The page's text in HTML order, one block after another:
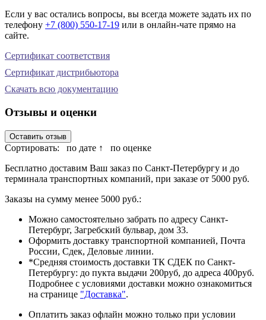
Если у вас остались вопросы, вы всегда можете задать их по
телефону +7 (800) 550-17-19 или в онлайн-чате прямо на
сайте.
Сертификат соответствия
Сертификат дистрибьютора
Скачать всю документацию
Отзывы и оценки
Оставить отзыв
Сортировать: по дате ↑
по оценке
Бесплатно доставим Ваш заказ по Санкт-Петербургу и до
терминала транспортных компаний, при заказе от 5000 руб.
Заказы на сумму менее 5000 руб.:
Можно самостоятельно забрать по адресу Санкт-
Петербург, Загребский бульвар, дом 33.
Оформить доставку транспортной компанией, Почта
России, Сдек, Деловые линии.
*Средняя стоимость доставки ТК СДЕК по Санкт-
Петербургу: до пукта выдачи 200руб, до адреса 400руб.
Подробнее с условиями доставки можно ознакомиться
на странице "Доставка".
Оплатить заказ офлайн можно только при условии